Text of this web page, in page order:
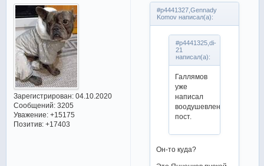
Зарегистрирован: 04.10.2020
Сообщений:3205
Уважение: +15175
Позитив: +17403
#p4441327,Gennady
Komov написал(а):
#p4441325,di-
21
написал(а):
Галлямов
уже
написал
воодушевленный
пост.
Он-то куда?